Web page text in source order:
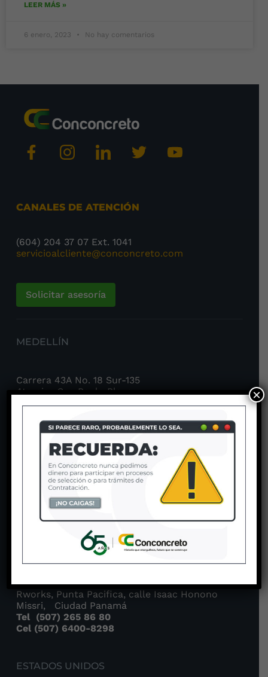
LEER MÁS »
6 enero, 2023 No hay comentarios
CANALES DE ATENCIÓN
(604) 204 37 07 Ext. 1041
servicioalcliente@conconcreto.com
Solicitar asesoría
MEDELLÍN
Carrera 43A No. 18 Sur-135
4to piso Sao Paulo Plaza
Tel: (604) 204 37 07
BOGOTÁ
Carrera 6 No. 115 – 65
Hacienda Santa Bárbara,
Oficina 308
Tel: (601) 770 21 01
Torre de Las Americas, Torre A, piso #1, Oficina
Rworks, Punta Pacifica, calle Isaac Honono
Missri, Ciudad Panamá
Tel (507) 265 86 80
Cel (507) 6400-8298
ESTADOS UNIDOS
×